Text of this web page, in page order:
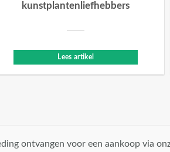
kunstplantenliefhebbers
Lees artikel
ontvangen voor een aankoop via